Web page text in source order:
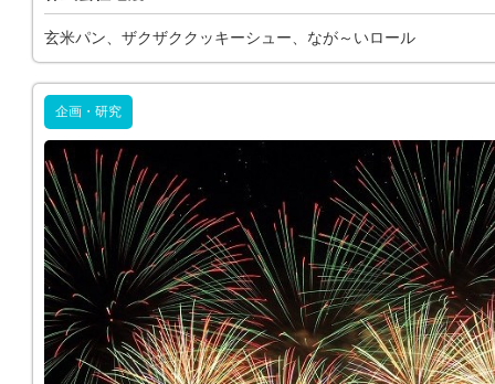
玄米パン、ザクザククッキーシュー、なが～いロール
企画・研究